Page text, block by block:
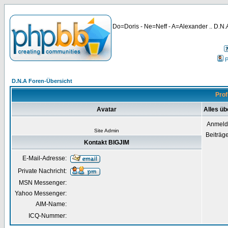
Do=Doris - Ne=Neff - A=Alexander ..
D.N.A Foren-Übersicht
Avatar Alles
Site Admin
Kontakt BIGJIM
E-Mail-Adresse:
Private Nachricht:
MSN Messenger:
Yahoo Messenger:
AIM-Name:
ICQ-Nummer: